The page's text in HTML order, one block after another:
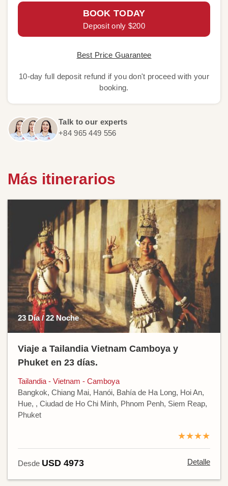
BOOK TODAY
Deposit only $200
Best Price Guarantee
10-day full deposit refund if you don't proceed with your
booking.
Talk to our experts
+84 965 449 556
Más itinerarios
23 Día / 22 Noche
Viaje a Tailandia Vietnam Camboya y
Phuket en 23 días.
Tailandia - Vietnam - Camboya
Bangkok, Chiang Mai, Hanói, Bahía de Ha Long, Hoi An,
Hue, , Ciudad de Ho Chi Minh, Phnom Penh, Siem Reap,
Phuket
★★★★
Desde USD 4973 Detalle